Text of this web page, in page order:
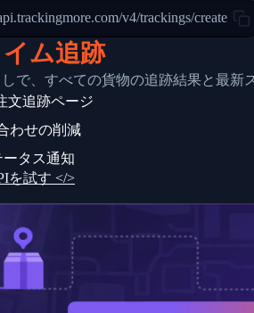
"Details": "Departed Facility
},
{
"Date": "2017-03-06 15:28:00",
"StatusDescription": "Shipment
"Details": "BEIJING-
}
v4/trackings/create
ム追跡
で、すべての貨物の追跡結果と最新
文追跡ページ
わせの削減
タス通知
を試す </>